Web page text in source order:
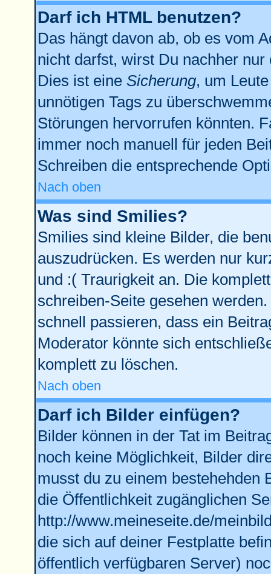
Darf ich HTML benutzen?
Das hängt davon ab, ob es vom
nicht darfst, wirst Du nachher
Dies ist eine Sicherung, um
unnötigen Tags zu
Störungen hervorrufen könnten.
immer noch manuell für jeden
Schreiben die entsprechende
Nach oben
Was sind Smilies?
Smilies sind kleine Bilder, die
auszudrücken. Es werden nur
und :( Traurigkeit an. Die
schreiben-Seite gesehen
schnell passieren, dass ein
Moderator könnte sich
komplett zu löschen.
Nach oben
Darf ich Bilder einfügen?
Bilder können in der Tat im
noch keine Möglichkeit, Bilder
musst du zu einem bestehehden
die Öffentlichkeit zugänglichen
http://www.meineseite.de/
die sich auf deiner Festplatte
öffentlich verfügbaren Server)